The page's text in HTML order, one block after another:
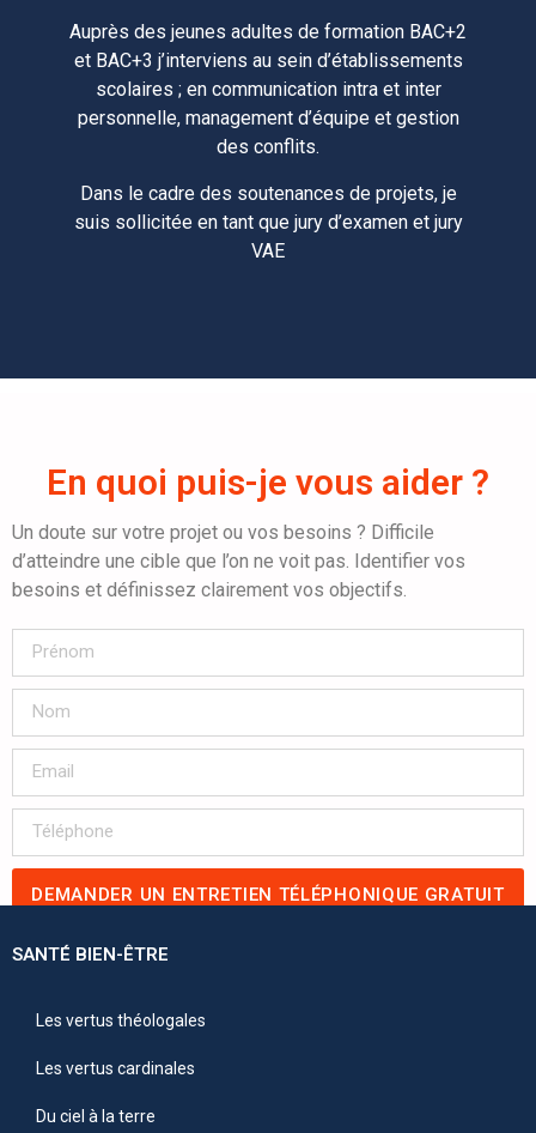
Auprès des jeunes adultes de formation BAC+2
et BAC+3 j’interviens au sein d’établissements
scolaires ; en communication intra et inter
personnelle, management d’équipe et gestion
des conflits.
Dans le cadre des soutenances de projets, je
suis sollicitée en tant que jury d’examen et jury
VAE
En quoi puis-je vous aider ?
Un doute sur votre projet ou vos besoins ? Difficile
d’atteindre une cible que l’on ne voit pas. Identifier vos
besoins et définissez clairement vos objectifs.
DEMANDER UN ENTRETIEN TÉLÉPHONIQUE GRATUIT
SANTÉ BIEN-ÊTRE
Les vertus théologales
Les vertus cardinales
Du ciel à la terre